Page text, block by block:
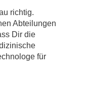
richtig.
Abteilungen
Dir die
für